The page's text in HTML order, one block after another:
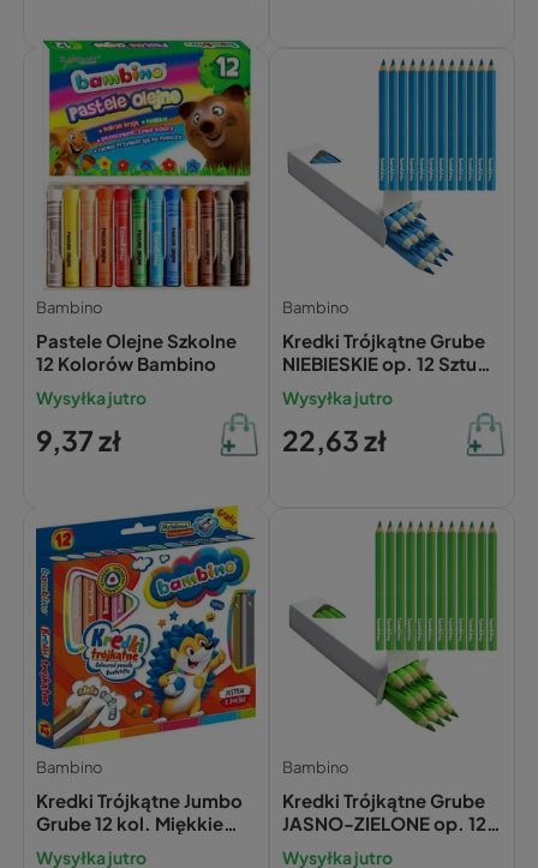
Bambino
Pastele Olejne Szkolne
12 Kolorów Bambino
Wysyłka jutro
9,37 zł
Bambino
Kredki Trójkątne Grube
NIEBIESKIE op. 12 Sztuk
Bambino
Wysyłka jutro
22,63 zł
Bambino
Kredki Trójkątne Jumbo
Grube 12 kol. Miękkie
Złota Srebrna Kredka
Wysyłka jutro
Bambino
Kredki Trójkątne Grube
JASNO-ZIELONE op. 12
Sztuk Bambino
Wysyłka jutro